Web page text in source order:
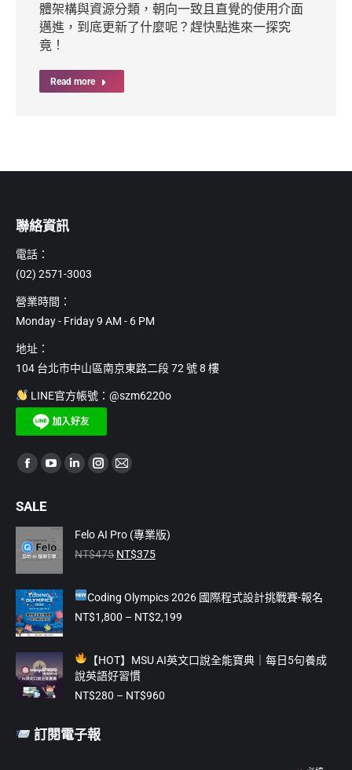
體架構與資源分類，朝向一致且直覺的使用介面
邁進，到底更新了什麼呢？趕快點進來一探究
竟！
Read more
聯絡資訊
電話：
(02) 2571-3003
營業時間：
Monday - Friday 9 AM - 6 PM
地址：
104 台北市中山區南京東路二段 72 號 8 樓
LINE官方帳號：@szm6220o
Find us on:
Facebook
opens
new
window
YouTube
in
new
window
Linkedin
in
new
Instagram
in
new
Mail
in
new
SALE
Felo AI Pro (專業版)
NT$475 原
格：
NT$475。
NT$375目
格：
NT$375。
Coding Olympics 2026 國際程式設計挑戰賽-報名
NT$1,800 – NT$2,199
圍：
【HOT】MSU AI英文口說全能寶典｜每日5句養成
說英語好習慣
NT$280 – NT$960
訂閱電子報